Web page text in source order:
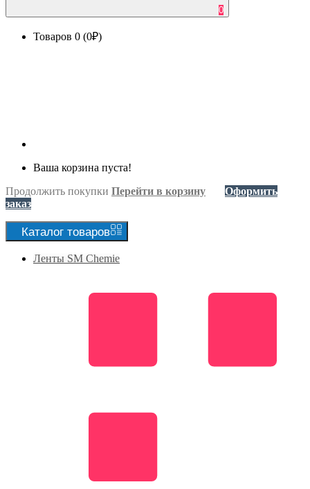
0
Товаров 0 (0₽)
Ваша корзина пуста!
Продолжить покупки Перейти в корзину
Оформить
заказ
Каталог товаров
Ленты SM Chemie